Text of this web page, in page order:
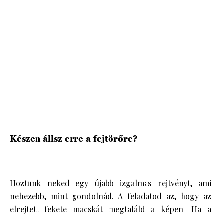
Készen állsz erre a fejtörőre?
Hoztunk neked egy újabb izgalmas rejtvényt, ami
nehezebb, mint gondolnád. A feladatod az, hogy az
elrejtett fekete macskát megtaláld a képen. Ha a